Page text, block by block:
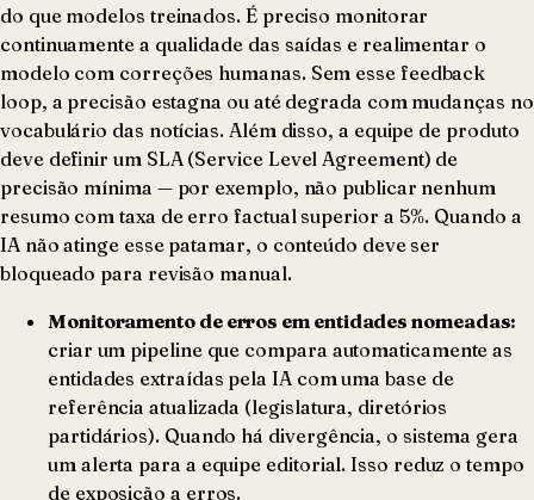
do que modelos treinados. É preciso monitorar
continuamente a qualidade das saídas e realimentar o
modelo com correções humanas. Sem esse feedback
loop, a precisão estagna ou até degrada com mudanças no
vocabulário das notícias. Além disso, a equipe de produto
deve definir um SLA (Service Level Agreement) de
precisão mínima — por exemplo, não publicar nenhum
resumo com taxa de erro factual superior a 5%. Quando a
IA não atinge esse patamar, o conteúdo deve ser
bloqueado para revisão manual.
Monitoramento de erros em entidades nomeadas:
criar um pipeline que compara automaticamente as
entidades extraídas pela IA com uma base de
referência atualizada (legislatura, diretórios
partidários). Quando há divergência, o sistema gera
um alerta para a equipe editorial. Isso reduz o tempo
de exposição a erros.